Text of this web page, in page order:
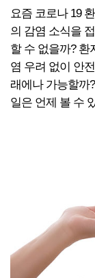
요즘 코로나 19
의 감염 소식을
할 수 없을까? 환
염 우려 없이 안
래에나 가능할까
일은 언제 볼 수